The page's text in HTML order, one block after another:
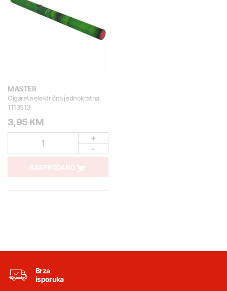
MASTER
Cigareta električna jednokratna
1113513
3,95 KM
1
+
-
RASPRODANO
Brza
isporuka